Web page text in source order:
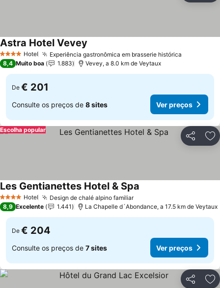
4 EstrelasHotel Experiência gastronômica em brasserie histórica
Astra Hotel Vevey
8,4 Muito boa 1.883 Vevey, a 8.0 km de Veytaux
De € 201
Consulte os preços de 8 sites Ver preços
Partilhar
Escolha popular
4 EstrelasHotel Design de chalé alpino familiarVer preços
Les Gentianettes Hotel & Spa
8,9 Excelente 1.441 La Chapelle d´Abondance, a 17.5 km de Veytaux
De € 204
Consulte os preços de 7 sites Ver preços
Partilhar